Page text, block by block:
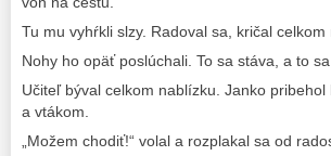
Tu mu vyhŕkli slzy. Radoval sa, kričal
Nohy ho opäť poslúchali. To sa stáva, a to sa
Učiteľ býval celkom nablízku. Janko
a vtákom.
„Možem chodiť!“ volal a rozplakal sa od